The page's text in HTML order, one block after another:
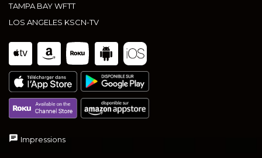
TAMPA BAY WFTT
LOS ANGELES KSCN-TV
Impressions